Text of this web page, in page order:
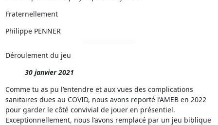
Fraternellement
Philippe PENNER
Déroulement du jeu
30 janvier 2021
Comme tu as pu l’entendre et aux vues des complications
sanitaires dues au COVID, nous avons reporté l’AMEB en 2022
pour garder le côté convivial de jouer en présentiel.
Exceptionnellement, nous l’avons remplacé par un jeu biblique